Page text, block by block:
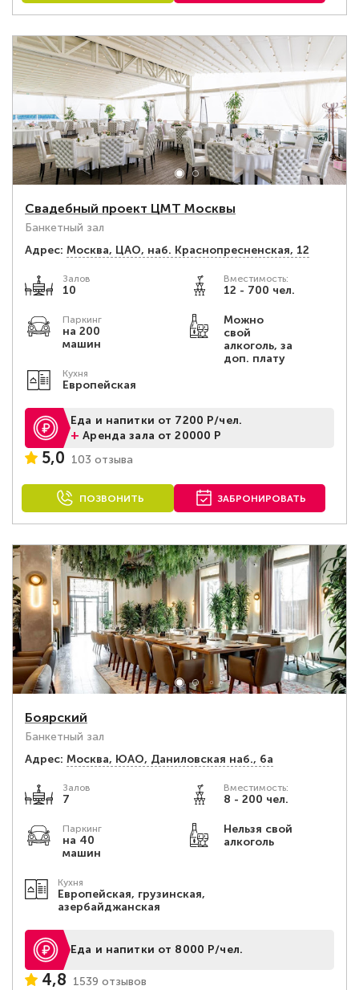
Свадебный проект ЦМТ Москвы
Банкетный зал
Адрес: Москва, ЦАО, наб. Краснопресненская, 12
Залов
10
Вместимость:
12 - 700 чел.
Паркинг
на 200
машин
Можно
свой
алкоголь, за
доп. плату
Кухня
Европейская
Еда и напитки от 7200 Р/чел.
+Аренда зала от 20000 Р
5,0 103 отзыва
ПОЗВОНИТЬ ЗАБРОНИРОВАТЬ
Боярский
Банкетный зал
Адрес: Москва, ЮАО, Даниловская наб., 6а
Залов
7
Вместимость:
8 - 200 чел.
Паркинг
на 40
машин
Нельзя свой
алкоголь
Кухня
Европейская, грузинская,
азербайджанская
Еда и напитки от 8000 Р/чел.
4,8 1539 отзывов